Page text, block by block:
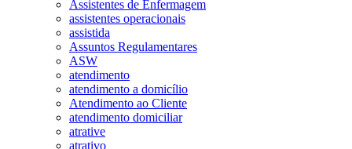
Assistentes de Enfermagem
assistentes operacionais
assistida
Assuntos Regulamentares
ASW
atendimento
atendimento a domicílio
Atendimento ao Cliente
atendimento domiciliar
atrative
atrativo